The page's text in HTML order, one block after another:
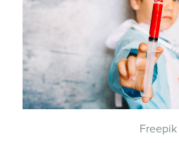
Freepik